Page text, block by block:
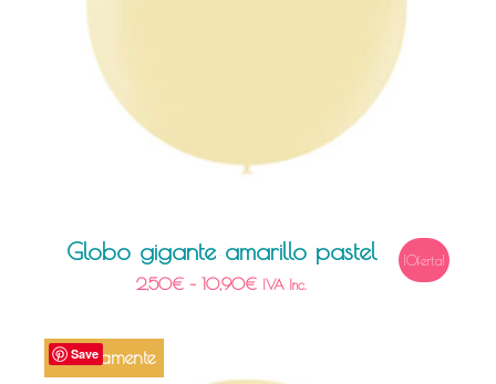
Globo gigante amarillo pastel
2,50€ –10,90€ IVA Inc.
¡Oferta!
Próximamente
Save